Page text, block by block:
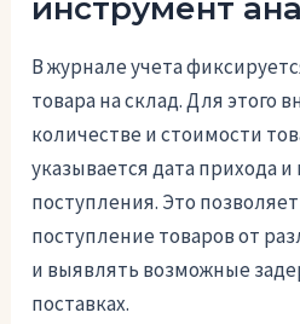
инструмент
В журнале учета
товара на склад. Для этого
количестве и стоимости
указывается дата прихода и
поступления. Это
поступление товаров от
и выявлять возможные
поставках.